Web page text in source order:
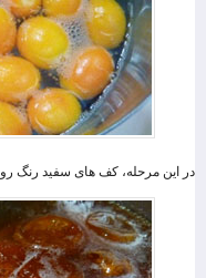
در این مرحله، کف های سفید رنگ